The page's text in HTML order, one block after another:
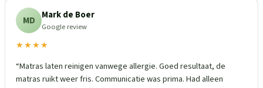
MD Mark de Boer
Google review
★★★★
“Matras laten reinigen vanwege allergie. Goed resultaat, de
matras ruikt weer fris. Communicatie was prima. Had alleen